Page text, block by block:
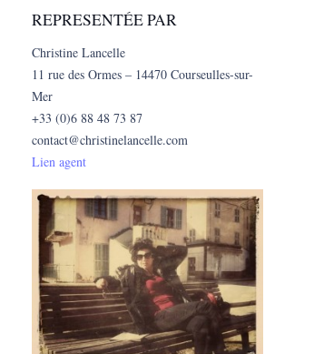
REPRESENTÉE PAR
Christine Lancelle
11 rue des Ormes – 14470 Courseulles-sur-
Mer
+33 (0)6 88 48 73 87
contact@christinelancelle.com
Lien agent